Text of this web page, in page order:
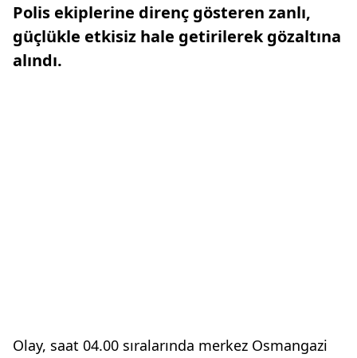
Polis ekiplerine direnç gösteren zanlı,
güçlükle etkisiz hale getirilerek gözaltına
alındı.
Olay, saat 04.00 sıralarında merkez Osmangazi